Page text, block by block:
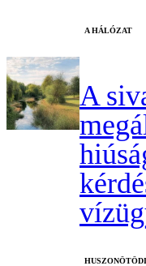
A HÁLÓZAT
A